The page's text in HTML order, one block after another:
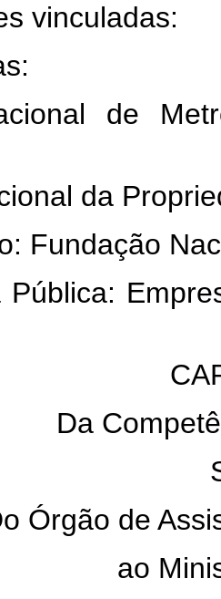
vinculadas:
de
da
Fundação
Pública:
Da
Órgão de
ao